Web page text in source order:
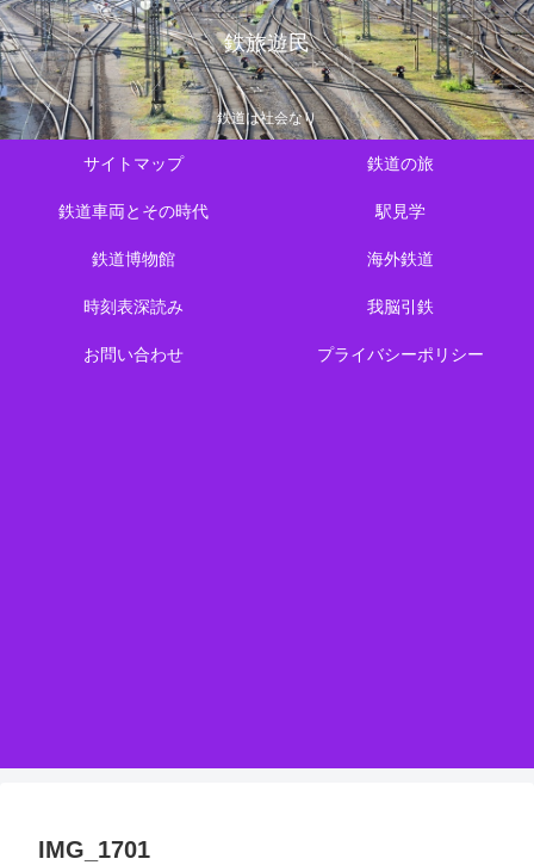
鉄旅遊民
鉄道は社会なり
サイトマップ 鉄道の旅
鉄道車両とその時代 駅見学
鉄道博物館 海外鉄道
時刻表深読み 我脳引鉄
お問い合わせ プライバシーポリシー
IMG_1701